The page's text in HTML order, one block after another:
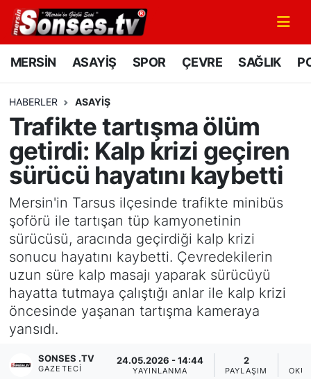
MERSİN ASAYİŞ SPOR ÇEVRE SAĞLIK
HABERLER ASAYİŞ
Trafikte tartışma ölüm
getirdi: Kalp krizi geçiren
sürücü hayatını kaybetti
Mersin'in Tarsus ilçesinde trafikte minibüs
şoförü ile tartışan tüp kamyonetinin
sürücüsü, aracında geçirdiği kalp krizi
sonucu hayatını kaybetti. Çevredekilerin
uzun süre kalp masajı yaparak sürücüyü
hayatta tutmaya çalıştığı anlar ile kalp krizi
öncesinde yaşanan tartışma kameraya
yansıdı.
SONSES .TV
GAZETECI
24.05.2026 - 14:44
YAYINLANMA
2
PAYLAŞIM
MERSİN
SPOR
GÜNÜN MANŞETİ
DÜNYA
KÜLTÜR - SANAT
MAGAZİN
SAĞLIK
Siyaset
YEREL HABER
Mersin Nöbetçi Eczaneler
Mersin Namaz Vakitleri
Mersin Trafik Yoğunluk Haritası
Süper Lig Puan Durumu ve Fikstür
Tüm Manşetler
Son Dakika Haberleri
Haber Arşivi